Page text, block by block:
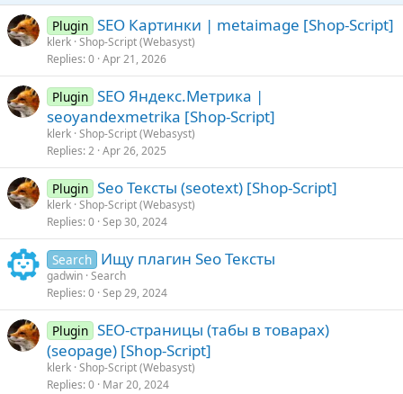
s
:
Plugin SEO Картинки | metaimage [Shop-Script]
klerk Shop-Script (Webasyst)
Replies 0 Apr 21, 2026
Plugin SEO Яндекс.Метрика |
seoyandexmetrika [Shop-Script]
klerk Shop-Script (Webasyst)
Replies 2 Apr 26, 2025
Plugin Seo Тексты (seotext) [Shop-Script]
klerk Shop-Script (Webasyst)
Replies 0 Sep 30, 2024
Search Ищу плагин Seo Тексты
gadwin Search
Replies 0 Sep 29, 2024
Plugin SEO-страницы (табы в товарах)
(seopage) [Shop-Script]
klerk Shop-Script (Webasyst)
Replies 0 Mar 20, 2024